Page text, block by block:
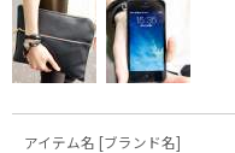
アイテム名 [ブランド名]